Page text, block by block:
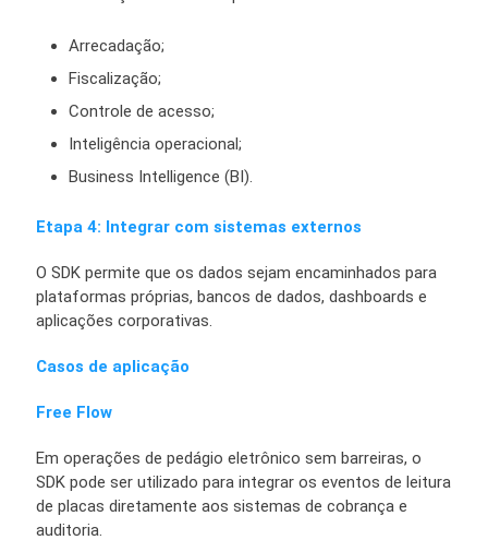
Arrecadação;
Fiscalização;
Controle de acesso;
Inteligência operacional;
Business Intelligence (BI).
Etapa 4: Integrar com sistemas externos
O SDK permite que os dados sejam encaminhados para
plataformas próprias, bancos de dados, dashboards e
aplicações corporativas.
Casos de aplicação
Free Flow
Em operações de pedágio eletrônico sem barreiras, o
SDK pode ser utilizado para integrar os eventos de leitura
de placas diretamente aos sistemas de cobrança e
auditoria.